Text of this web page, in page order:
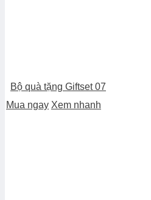
Bộ quà tặng Giftset 07
Mua ngay Xem nhanh